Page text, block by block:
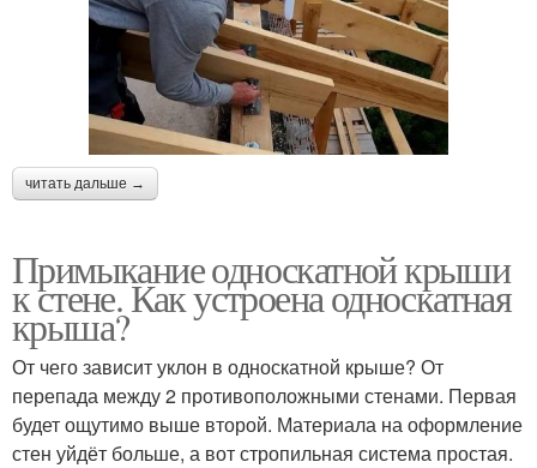
читать дальше →
Примыкание односкатной крыши
к стене. Как устроена односкатная
крыша?
От чего зависит уклон в односкатной крыше? От
перепада между 2 противоположными стенами. Первая
будет ощутимо выше второй. Материала на оформление
стен уйдёт больше, а вот стропильная система простая.